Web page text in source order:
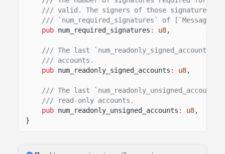
/// valid. The signers of those signatures
/// `num_required_signatures` of
pub num_required_signatures : u8,
/// The last `num_readonly_signed_accounts`
/// accounts.
pub num_readonly_signed_accounts : u8,
/// The last
/// read-only accounts.
pub num_readonly_unsigned_accounts : u8,
}